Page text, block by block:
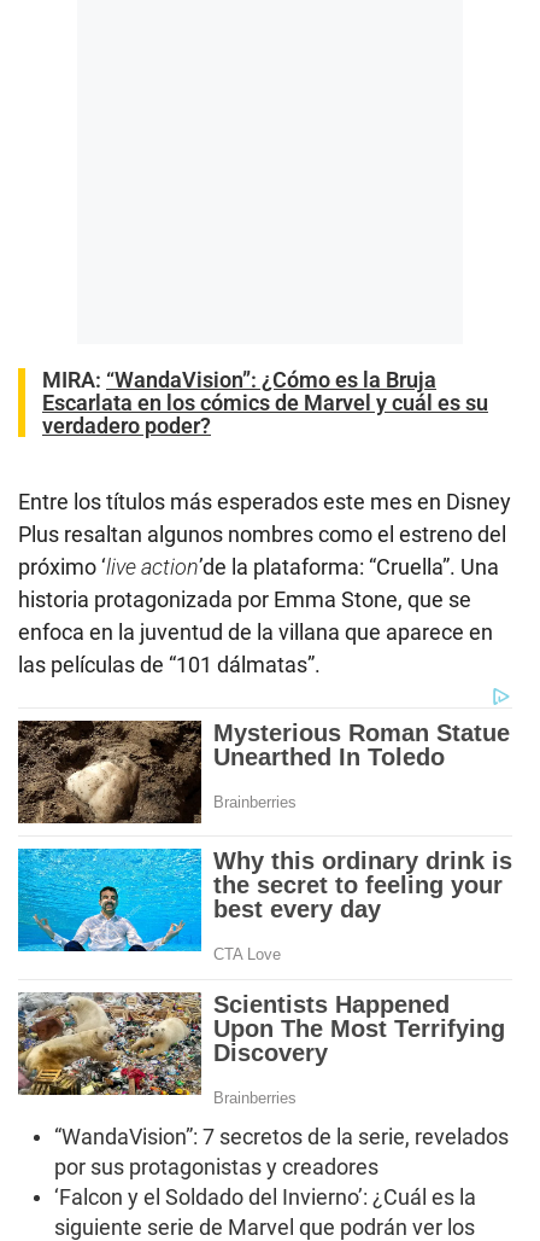
MIRA: “WandaVision”: ¿Cómo es la Bruja
Escarlata en los cómics de Marvel y cuál es su
verdadero poder?
Entre los títulos más esperados este mes en Disney
Plus resaltan algunos nombres como el estreno del
próximo ‘live action’de la plataforma: “Cruella”. Una
historia protagonizada por Emma Stone, que se
enfoca en la juventud de la villana que aparece en
las películas de “101 dálmatas”.
“WandaVision”: 7 secretos de la serie, revelados
por sus protagonistas y creadores
‘Falcon y el Soldado del Invierno’: ¿Cuál es la
siguiente serie de Marvel que podrán ver los